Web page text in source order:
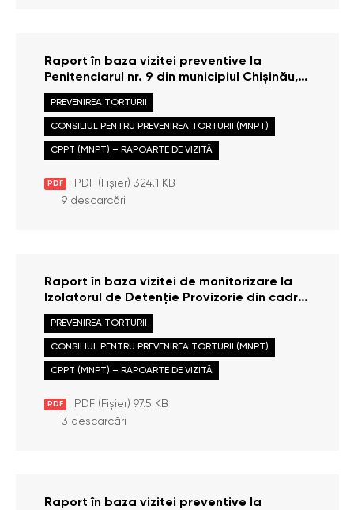
Raport în baza vizitei preventive la
Penitenciarul nr. 9 din municipiul Chișinău,
efectuate la data de 22 octombrie 2013
PDF PDF (Fișier) 324.1 KB
PREVENIREA TORTURII
CONSILIUL PENTRU PREVENIREA TORTURII (MNPT)
CPPT (MNPT) – RAPOARTE DE VIZITĂ
9 descarcări
Raport în baza vizitei de monitorizare la
Izolatorul de Detenție Provizorie din cadrul
Inspectoratului de Poliție al raionului
Cimișlia, efectuate la data de 21 august
2013
PDF PDF (Fișier) 97.5 KB
PREVENIREA TORTURII
CONSILIUL PENTRU PREVENIREA TORTURII (MNPT)
CPPT (MNPT) – RAPOARTE DE VIZITĂ
3 descarcări
Raport în baza vizitei preventive la